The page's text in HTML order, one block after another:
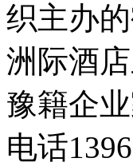
织主办
洲际酒
豫籍企
电话